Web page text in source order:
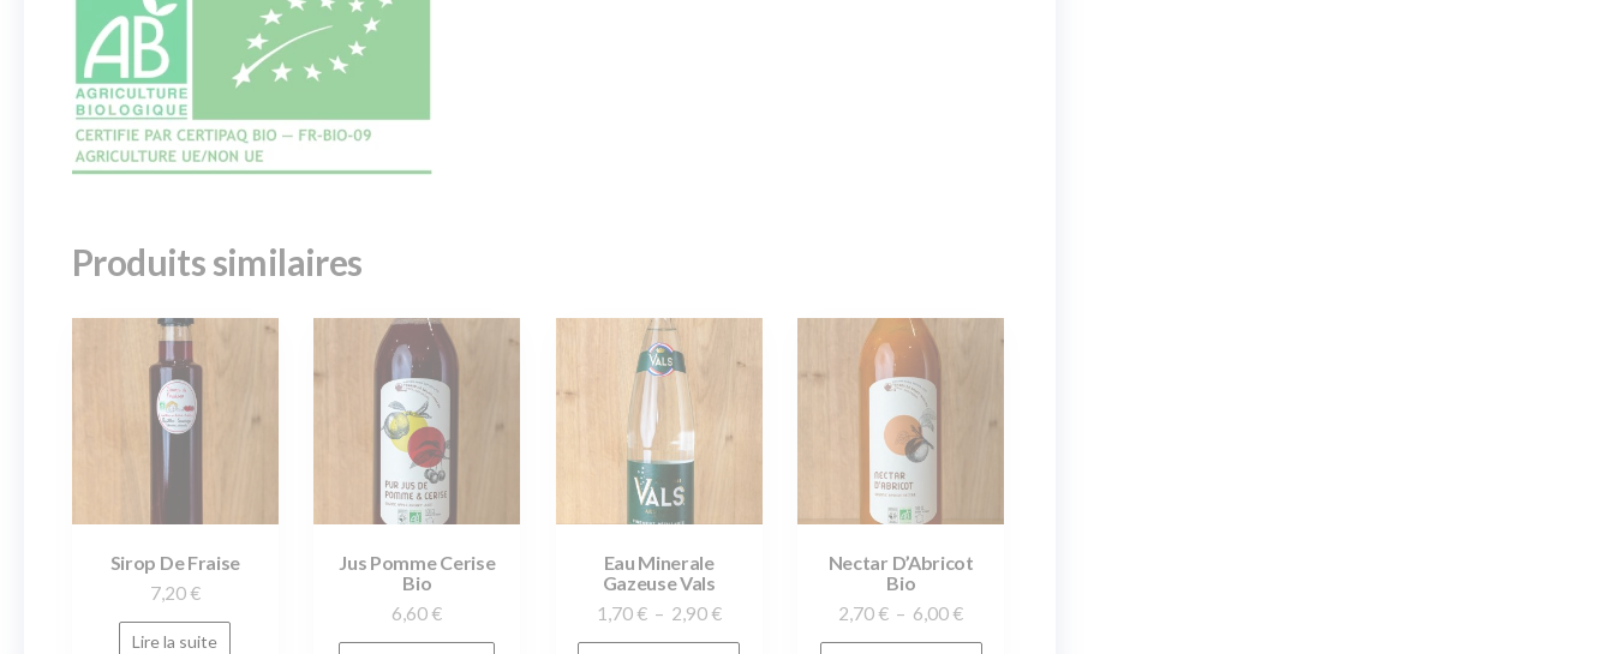
Produits similaires
Sirop De Fraise
7,20 €
Lire la suite
Jus Pomme Cerise
Bio
6,60 €
Eau Minerale
Gazeuse Vals
1,70 € – 2,90 €
Nectar D’Abricot
Bio
2,70 € – 6,00 €